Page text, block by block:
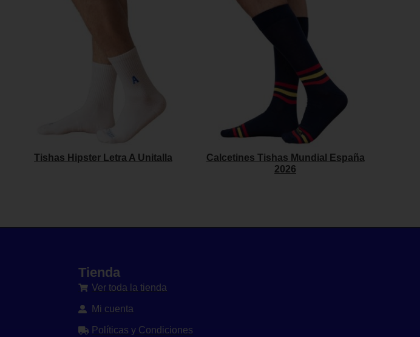
Tishas Hipster Letra A Unitalla
Calcetines Tishas Mundial España
2026
Tienda
Ver toda la tienda
Mi cuenta
Políticas y Condiciones